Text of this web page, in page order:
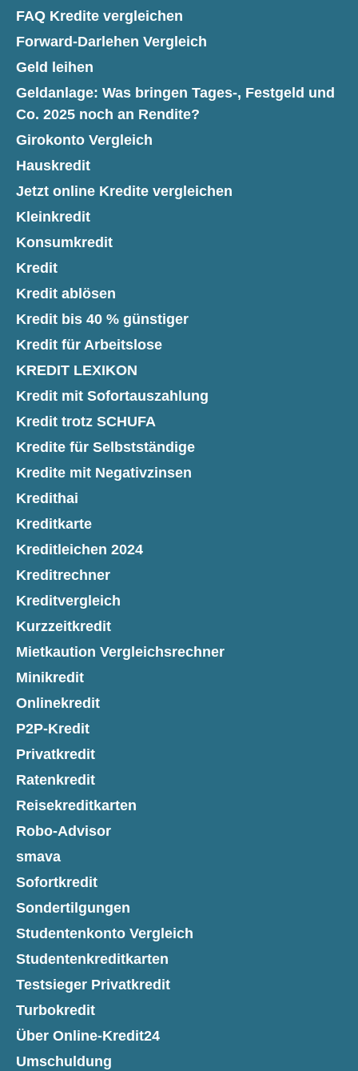
FAQ Kredite vergleichen
Forward-Darlehen Vergleich
Geld leihen
Geldanlage: Was bringen Tages-, Festgeld und
Co. 2025 noch an Rendite?
Girokonto Vergleich
Hauskredit
Jetzt online Kredite vergleichen
Kleinkredit
Konsumkredit
Kredit
Kredit ablösen
Kredit bis 40 % günstiger
Kredit für Arbeitslose
KREDIT LEXIKON
Kredit mit Sofortauszahlung
Kredit trotz SCHUFA
Kredite für Selbstständige
Kredite mit Negativzinsen
Kredithai
Kreditkarte
Kreditleichen 2024
Kreditrechner
Kreditvergleich
Kurzzeitkredit
Mietkaution Vergleichsrechner
Minikredit
Onlinekredit
P2P-Kredit
Privatkredit
Ratenkredit
Reisekreditkarten
Robo-Advisor
smava
Sofortkredit
Sondertilgungen
Studentenkonto Vergleich
Studentenkreditkarten
Testsieger Privatkredit
Turbokredit
Über Online-Kredit24
Umschuldung